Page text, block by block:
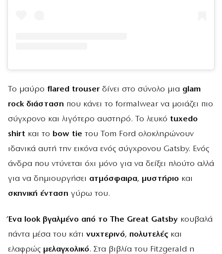
Το μαύρο flared trouserδίνει στο σύνολο μια glam
rock διάσταση που κάνει το formalwear να μοιάζει πιο
σύγχρονο και λιγότερο αυστηρό. Το λευκό tuxedo
shirt και το bow tie του Tom Ford ολοκληρώνουν
ιδανικά αυτή την εικόνα ενός σύγχρονου Gatsby. Ενός
άνδρα που ντύνεται όχι μόνο για να δείξει πλούτο αλλά
για να δημιουργήσει ατμόσφαιρα, μυστήριο και
σκηνική ένταση γύρω του.
Ένα look βγαλμένο από το The Great Gatsby κουβαλά
πάντα μέσα του κάτι νυχτερινό, πολυτελέςκαι
ελαφρώς μελαγχολικό. Στα βιβλία του Fitzgerald η